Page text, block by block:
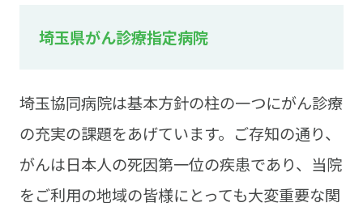
埼玉県がん診療指定病院
埼玉協同病院は基本方針の柱の一つにがん診療
の充実の課題をあげています。ご存知の通り、
がんは日本人の死因第一位の疾患であり、当院
をご利用の地域の皆様にとっても大変重要な関